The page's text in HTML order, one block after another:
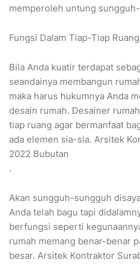
memperoleh untung
Fungsi Dalam Tiap-Tiap Ruang
Bila Anda kuatir terdapat
seandainya membangun
maka harus hukumnya Anda
desain rumah. Desainer
tiap ruang agar bermanfaat
ada elemen sia-sia. Arsitek
2022 Bubutan
.
Akan sungguh-sungguh
Anda telah bagu tapi
berfungsi seperti
rumah memang benar-benar
besar. Arsitek Kontraktor